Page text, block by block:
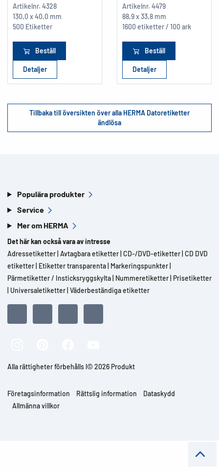
Artikelnr. 4328
130,0 x 40,0 mm
500 Etiketter
Beställ
Detaljer
Artikelnr. 4479
88,9 x 33,8 mm
1600 etiketter / 100 ark
Beställ
Detaljer
Tillbaka till översikten över alla HERMA Datoretiketter
ändlösa
Populära produkter
Service
Mer om HERMA
Det här kan också vara av intresse
Adressetiketter Avtagbara etiketter CD-/DVD-etiketter CD DVD
etiketter Etiketter transparenta Markeringspunkter
Pärmetiketter / Insticksryggskylta Nummeretiketter Prisetiketter
Universaletiketter Väderbeständiga etiketter
Alla rättigheter förbehålls l© 2026 Produkt
Företagsinformation Rättslig information
Dataskydd
Allmänna villkor